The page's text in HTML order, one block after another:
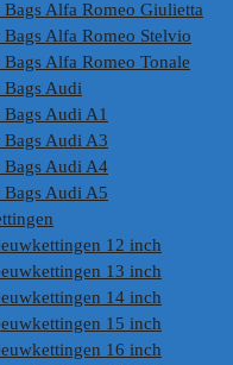
Bags Alfa Romeo Giulietta
Bags Alfa Romeo Stelvio
Bags Alfa Romeo Tonale
Bags Audi
Bags Audi A1
Bags Audi A3
Bags Audi A4
Bags Audi A5
12 inch
13 inch
14 inch
15 inch
16 inch